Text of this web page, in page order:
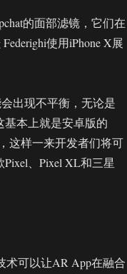
的面部滤镜，它们在
使用iPhone X展
出现不平衡，无论是
基本上就是安卓版的
这样一来开发者们将可
、Pixel XL和三星
术可以让AR App在融合